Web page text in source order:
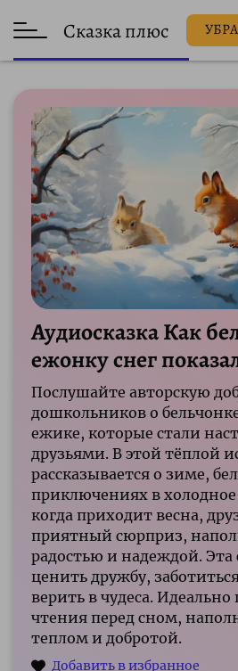
Сказка плюс
Аудиосказка Как
ежонку снег
Послушайте авторскую
дошкольников о
ежике, которые стали
друзьями. В этой тёплой
рассказывается о зиме,
приключениях в холодное
когда приходит весна,
приятный сюрприз,
радостью и надеждой. Эта
ценить дружбу,
верить в чудеса.
чтения перед сном,
теплом и добротой.